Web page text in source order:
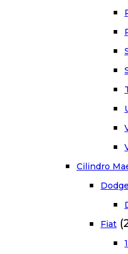
Cilindro
Dodge
Fiat